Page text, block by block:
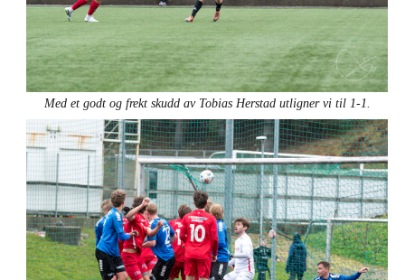
Med et godt og frekt skudd av Tobias Herstad utligner vi til 1-1.